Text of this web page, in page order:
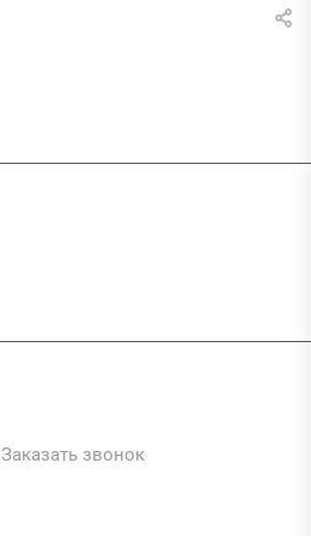
Заказать звонок